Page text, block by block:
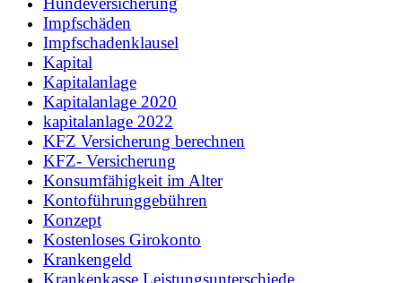
Impfschäden
Impfschadenklausel
Kapital
Kapitalanlage
Kapitalanlage 2020
kapitalanlage 2022
KFZ Versicherung berechnen
KFZ- Versicherung
Konsumfähigkeit im Alter
Kontoführunggebühren
Konzept
Kostenloses Girokonto
Krankengeld
Krankenkasse Leistungsunterschiede